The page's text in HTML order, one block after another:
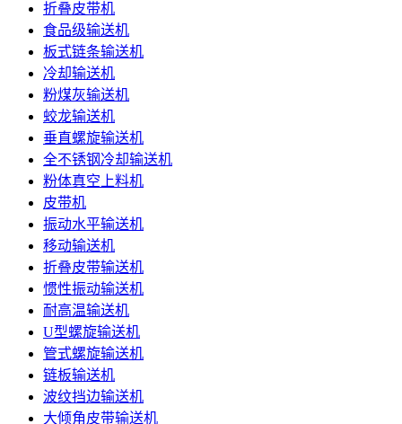
折叠皮带机
食品级输送机
板式链条输送机
冷却输送机
粉煤灰输送机
蛟龙输送机
垂直螺旋输送机
全不锈钢冷却输送机
粉体真空上料机
皮带机
振动水平输送机
移动输送机
折叠皮带输送机
惯性振动输送机
耐高温输送机
U型螺旋输送机
管式螺旋输送机
链板输送机
波纹挡边输送机
大倾角皮带输送机